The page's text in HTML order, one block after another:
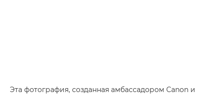
Эта фотография, созданная амбассадором Canon и